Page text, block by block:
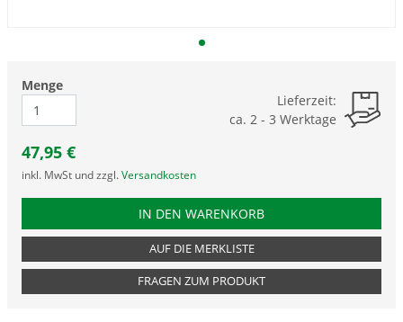
Menge
Lieferzeit:
ca. 2 - 3 Werktage
47,95 €
inkl. MwSt und zzgl. Versandkosten
PRODUKTNUMMER RBT
IN DEN WARENKORB
AUF DIE MERKLISTE
FRAGEN ZUM PRODUKT